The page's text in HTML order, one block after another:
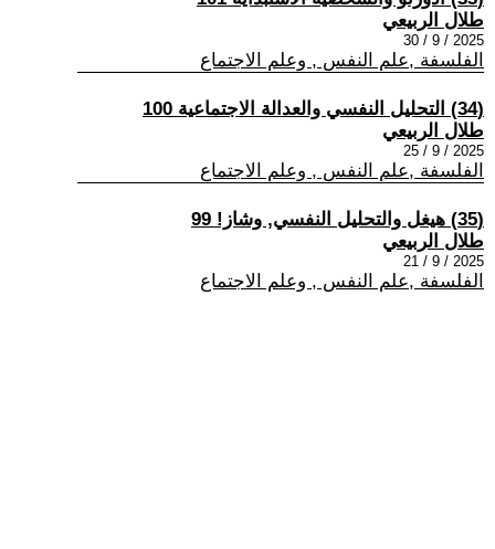
طلال الربيعي
2025 / 9 / 30
الفلسفة ,علم النفس , وعلم الاجتماع
(34) التحليل النفسي والعدالة الاجتماعية 100
طلال الربيعي
2025 / 9 / 25
الفلسفة ,علم النفس , وعلم الاجتماع
(35) هيغل والتحليل النفسي, وشاز! 99
طلال الربيعي
2025 / 9 / 21
الفلسفة ,علم النفس , وعلم الاجتماع